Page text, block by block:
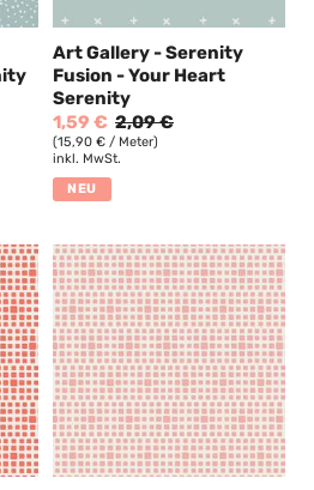
Art Gallery - Serenity
Fusion - Your Heart
Serenity
1,59 € 2,09 €
(15,90 € / Meter)
inkl. MwSt.
NEU